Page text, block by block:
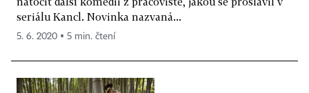
seriálu Kancl. Novinka nazvaná...
5. 6. 2020 ▪ 5 min. čtení